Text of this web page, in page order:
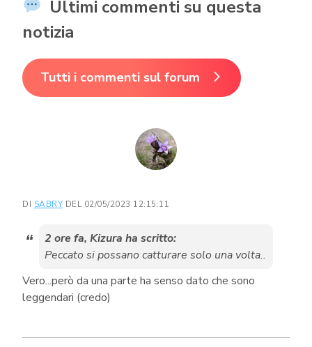
Ultimi commenti su questa
notizia
Tutti i commenti sul forum
DI SABRY DEL 02/05/2023 12:15:11
2 ore fa, Kizura ha scritto:
Peccato si possano catturare solo una volta..
Vero...però da una parte ha senso dato che sono
leggendari (credo)